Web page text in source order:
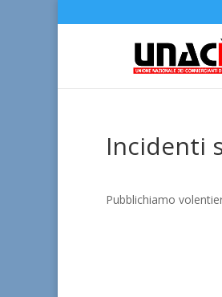
Incidenti
Pubblichiamo